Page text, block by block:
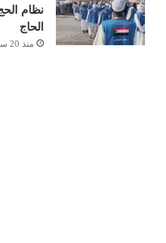
نظام
الحاج
منذ 20 ساعة